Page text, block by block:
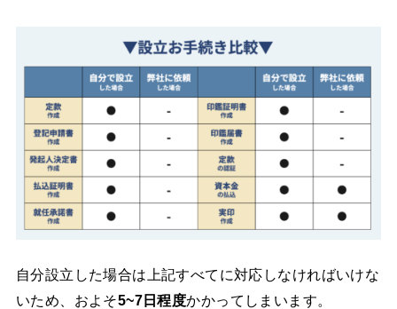
自分設立した場合は上記すべてに対応しなければいけな
いため、およそ5~7日程度かかってしまいます。